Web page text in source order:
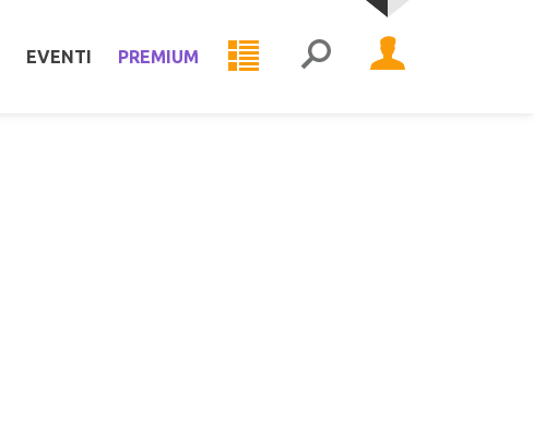
EVENTI PREMIUM